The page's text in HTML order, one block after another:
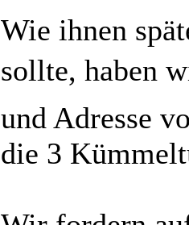
Wie ihnen
sollte, haben
und Adresse
die 3